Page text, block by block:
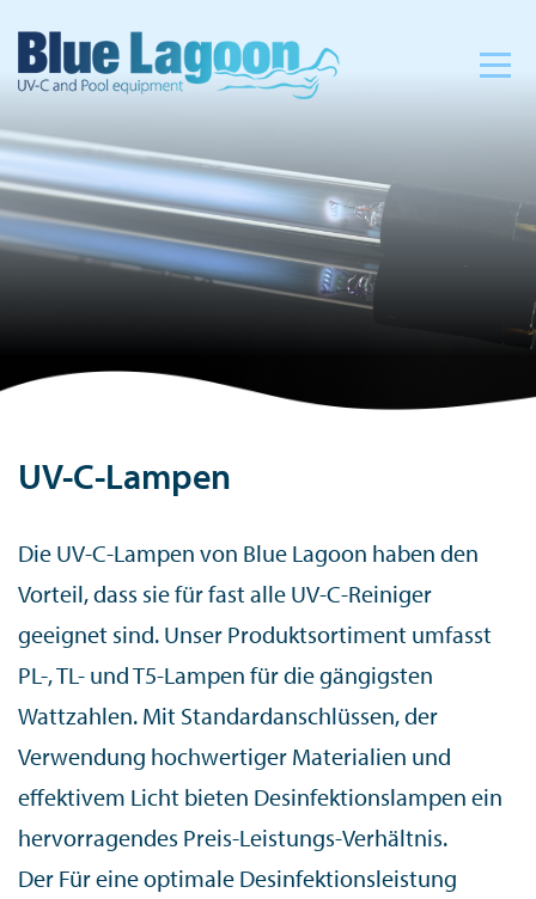
UV-C-Lampen
Die UV-C-Lampen von Blue Lagoon haben den
Vorteil, dass sie für fast alle UV-C-Reiniger
geeignet sind. Unser Produktsortiment umfasst
PL-, TL- und T5-Lampen für die gängigsten
Wattzahlen. Mit Standardanschlüssen, der
Verwendung hochwertiger Materialien und
effektivem Licht bieten Desinfektionslampen ein
hervorragendes Preis-Leistungs-Verhältnis.
Der Für eine optimale Desinfektionsleistung